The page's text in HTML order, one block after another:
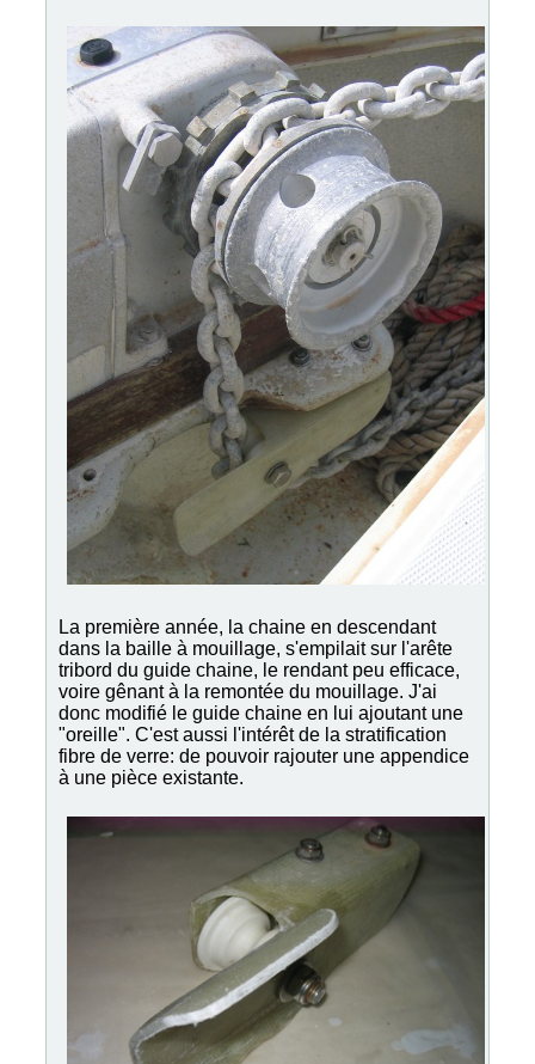
La première année, la chaine en descendant
dans la baille à mouillage, s'empilait sur l'arête
tribord du guide chaine, le rendant peu efficace,
voire gênant à la remontée du mouillage. J'ai
donc modifié le guide chaine en lui ajoutant une
"oreille". C'est aussi l'intérêt de la stratification
fibre de verre: de pouvoir rajouter une appendice
à une pièce existante.